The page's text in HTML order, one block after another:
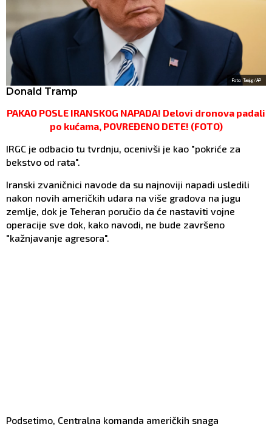
Foto: Tanjug/AP
Donald Tramp
PAKAO POSLE IRANSKOG NAPADA! Delovi dronova padali
po kućama, POVREĐENO DETE! (FOTO)
IRGC je odbacio tu tvrdnju, ocenivši je kao "pokriće za
bekstvo od rata".
Iranski zvaničnici navode da su najnoviji napadi usledili
nakon novih američkih udara na više gradova na jugu
zemlje, dok je Teheran poručio da će nastaviti vojne
operacije sve dok, kako navodi, ne bude završeno
"kažnjavanje agresora".
Podsetimo, Centralna komanda američkih snaga